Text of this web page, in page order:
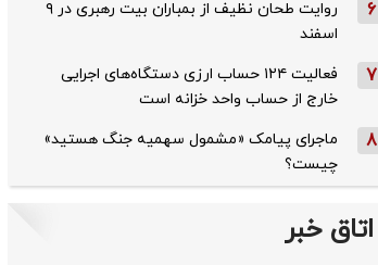
6
روایت طحان‌ نظیف از بمباران بیت رهبری در ۹
اسفند
7
فعالیت ۱۲۴ حساب ارزی دستگاه‌های اجرایی
خارج از حساب واحد خزانه است
8
ماجرای پیامک «مشمول سهمیه جنگ هستید»
چیست؟
اتاق خبر